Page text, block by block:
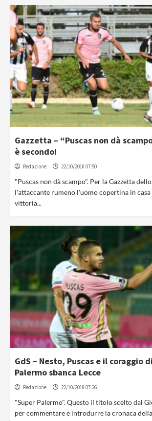
Gazzetta – “Puscas non dà
è secondo!
Redazione 22/10/2018 07:50
"Puscas non dà scampo". Per la Gazzetta
l'attaccante rumeno l'uomo copertina in
vittoria...
GdS – Nesto, Puscas e il coraggio
Palermo sbanca Lecce
Redazione 22/10/2018 07:26
"Super Palermo". Questo il titolo scelto dal
per commentare e introdurre la cronaca